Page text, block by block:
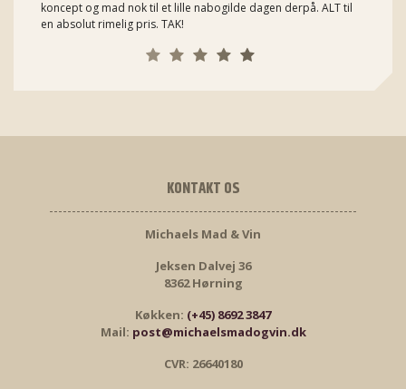
koncept og mad nok til et lille nabogilde dagen derpå. ALT til
en absolut rimelig pris. TAK!
KONTAKT OS
Michaels Mad & Vin
Jeksen Dalvej 36
8362 Hørning
Køkken: (+45) 8692 3847
Mail: post@michaelsmadogvin.dk
CVR: 26640180